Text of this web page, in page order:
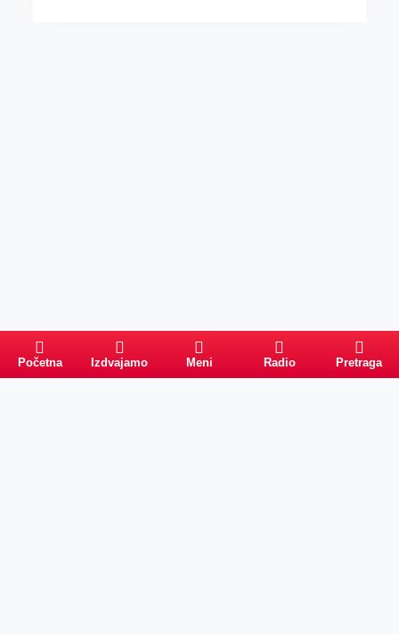
Početna Izdvajamo Meni Radio Pretraga